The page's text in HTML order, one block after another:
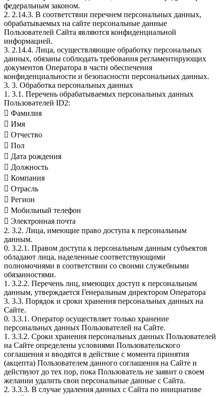
федеральным законом.
2. 2.14.3. В соответствии перечнем персональных данных,
обрабатываемых на сайте персональные данные
Пользователей Сайта являются конфиденциальной
информацией.
3. 2.14.4. Лица, осуществляющие обработку персональных
данных, обязаны соблюдать требования регламентирующих
документов Оператора в части обеспечения
конфиденциальности и безопасности персональных данных.
3. 3. Обработка персональных данных
1. 3.1. Перечень обрабатываемых персональных данных
Пользователей ID2:
 Фамилия
 Имя
 Отчество
 Пол
 Дата рождения
 Должность
 Компания
 Отрасль
 Регион
 Мобильный телефон
 Электронная почта
2. 3.2. Лица, имеющие право доступа к персональным
данным.
0. 3.2.1. Правом доступа к персональным данным субъектов
обладают лица, наделенные соответствующими
полномочиями в соответствии со своими служебными
обязанностями.
1. 3.2.2. Перечень лиц, имеющих доступ к персональным
данным, утверждается Генеральным директором Оператора
3. 3.3. Порядок и сроки хранения персональных данных на
Сайте.
0. 3.3.1. Оператор осуществляет только хранение
персональных данных Пользователей на Сайте.
1. 3.3.2. Сроки хранения персональных данных Пользователей
на Сайте определены условиями Пользовательского
соглашения и вводятся в действие с момента принятия
(акцепта) Пользователем данного соглашения на Сайте и
действуют до тех пор, пока Пользователь не заявит о своем
желании удалить свои персональные данные с Сайта.
2. 3.3.3. В случае удаления данных с Сайта по инициативе